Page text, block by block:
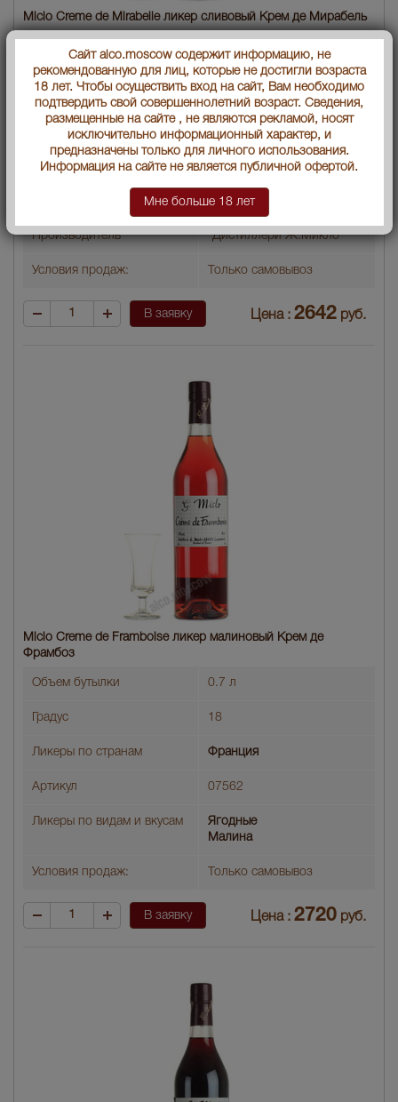
Miclo Creme de Mirabelle ликер сливовый Крем де Мирабель
Объем бутылки
Градус 18
Ликеры по странам Франция
Артикул 07565
Ликеры по видам и вкусам
Фруктовые
Слива
Производитель "Дистиллери Ж.Микло"
Условия продаж: Только самовывоз
В заявку Цена : 2642 руб.
Miclo Creme de Framboise ликер малиновый Крем де
Фрамбоз
Объем бутылки 0.7 л
Градус 18
Ликеры по странам Франция
Артикул 07562
Ликеры по видам и вкусам
Ягодные
Малина
Условия продаж: Только самовывоз
В заявку Цена : 2720 руб.
Сайт alco.moscow содержит информацию, не
рекомендованную для лиц, которые не достигли возраста
18 лет. Чтобы осуществить вход на сайт, Вам необходимо
подтвердить свой совершеннолетний возраст. Сведения,
размещенные на сайте , не являются рекламой, носят
исключительно информационный характер, и
предназначены только для личного использования.
Информация на сайте не является публичной офертой.
Мне больше 18 лет